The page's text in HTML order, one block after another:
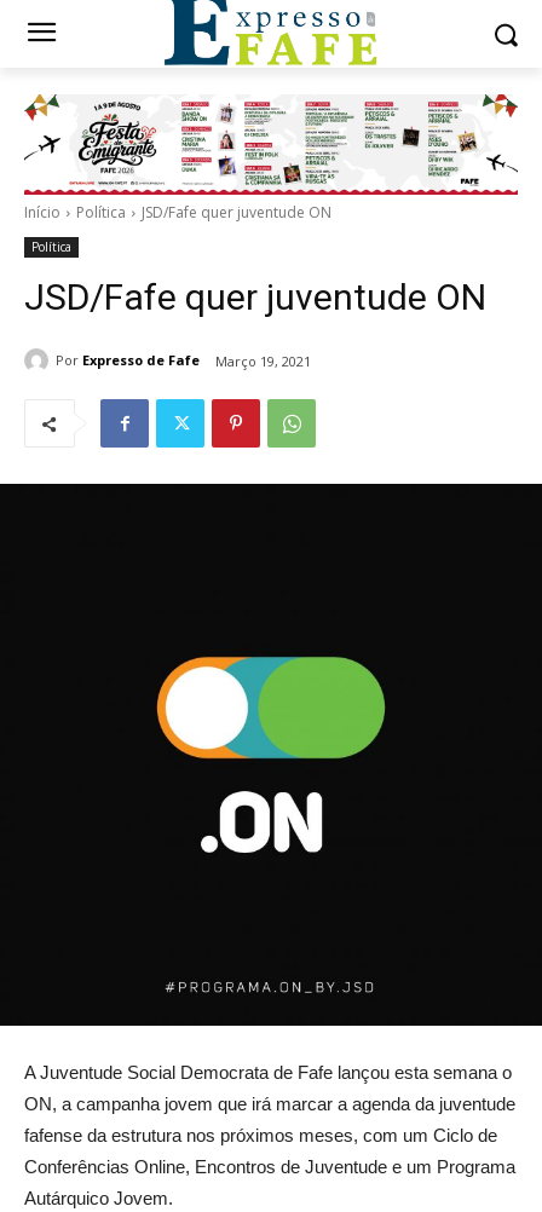
Início Política JSD/Fafe quer juventude ON
Política
JSD/Fafe quer juventude ON
Por Expresso de Fafe Março 19, 2021
A Juventude Social Democrata de Fafe lançou esta semana o
ON, a campanha jovem que irá marcar a agenda da juventude
fafense da estrutura nos próximos meses, com um Ciclo de
Conferências Online, Encontros de Juventude e um Programa
Autárquico Jovem.